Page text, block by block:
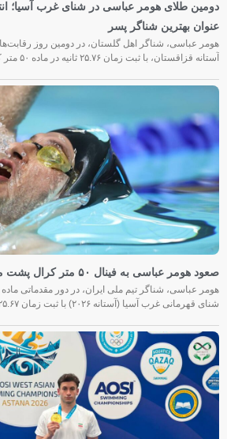
دومین طلای هومر عباسی در شنای غرب آسیا؛
عنوان بهترین شناگر پسر
هومر عباسی، شناگر اهل گلستان، در دومین روز
آستانه قزاقستان، با ثبت زمان ۲۵.۷۶ ثانیه در ماده ۵۰ متر کرال پشت به مدال طلا
صعود هومر عباسی به فینال ۵۰ متر کرال پشت مسابقات غرب آسیا
شنای قهرمانی غرب آسیا (آستانه ۲۰۲۶) با ثبت زمان ۲۵.۶۷ ثانیه در جایگاه نخست قرار